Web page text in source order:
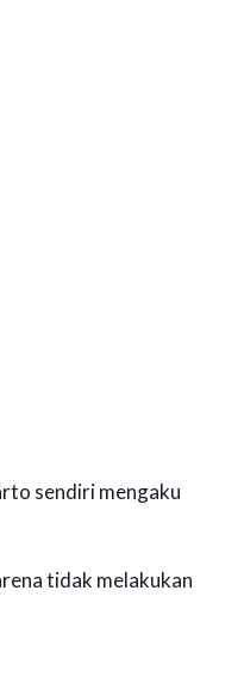
sendiri mengaku
tidak melakukan